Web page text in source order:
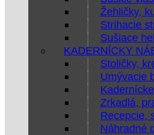
Žehličky,
Strihacie
Sušiace
KADERNÍCKY
Stoličky,
Umývacie
Zrkadlá,
Recepcie,
Náhradné